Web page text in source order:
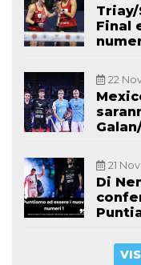
Final
22
21
Di